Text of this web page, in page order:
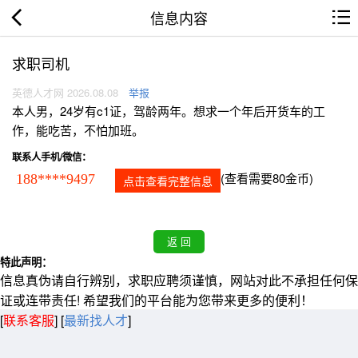
信息内容
求职司机
英德人才网 2026.08.08 举报
本人男，24岁有c1证，驾龄两年。想求一个年后开货车的工
作，能吃苦，不怕加班。
联系人手机/微信：
188****9497 点击查看完整信息 (查看需要80金币)
特此声明：
信息真伪请自行辨别，求职应聘须谨慎，网站对此不承担任何保
证或连带责任! 希望我们的平台能为您带来更多的便利！
[联系客服] [最新找人才]